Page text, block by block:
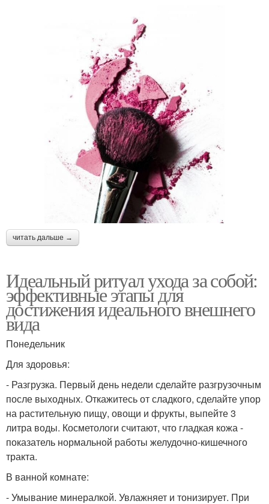
читать дальше →
Идеальный ритуал ухода за собой:
эффективные этапы для
достижения идеального внешнего
вида
Понедельник
Для здоровья:
- Разгрузка. Первый день недели сделайте разгрузочным
после выходных. Откажитесь от сладкого, сделайте упор
на растительную пищу, овощи и фрукты, выпейте 3
литра воды. Косметологи считают, что гладкая кожа -
показатель нормальной работы желудочно-кишечного
тракта.
В ванной комнате:
- Умывание минералкой. Увлажняет и тонизирует. При